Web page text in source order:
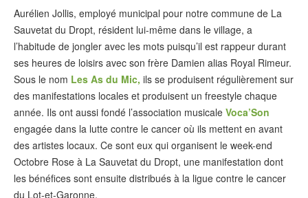
Agenda 2026
Contact
Aurélien Jollis, employé municipal pour notre commune de La
Sauvetat du Dropt, résident lui-même dans le village, a
l’habitude de jongler avec les mots puisqu’il est rappeur durant
ses heures de loisirs avec son frère Damien alias Royal Rimeur.
Sous le nom Les As du Mic, ils se produisent régulièrement sur
des manifestations locales et produisent un freestyle chaque
année. Ils ont aussi fondé l’association musicale Voca’Son
engagée dans la lutte contre le cancer où ils mettent en avant
des artistes locaux. Ce sont eux qui organisent le week-end
Octobre Rose à La Sauvetat du Dropt, une manifestation dont
les bénéfices sont ensuite distribués à la ligue contre le cancer
du Lot-et-Garonne.